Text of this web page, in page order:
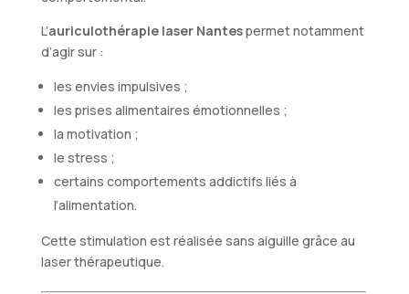
L’auriculothérapie laser Nantespermet notamment
d’agir sur :
les envies impulsives ;
les prises alimentaires émotionnelles ;
la motivation ;
le stress ;
certains comportements addictifs liés à
l’alimentation.
Cette stimulation est réalisée sans aiguille grâce au
laser thérapeutique.